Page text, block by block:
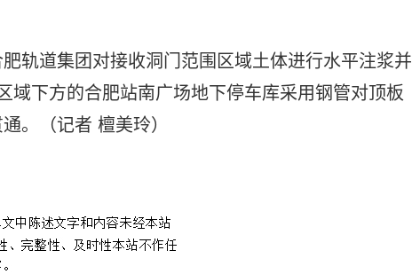
轨道集团对接收洞门范围区域土体进行水平注浆并
域下方的合肥站南广场地下停车库采用钢管对顶板
。（记者 檀美玲）